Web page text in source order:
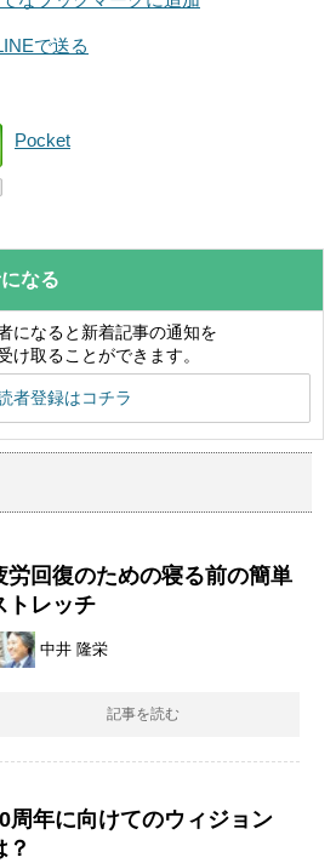
Pocket
なる
になると新着記事の通知を
け取ることができます。
者登録はコチラ
労回復のための寝る前の簡単
トレッチ
中井 隆栄
記事を読む
周年に向けてのウィジョン
？